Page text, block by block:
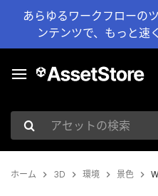
あらゆるワークフローの
ンテンツで、もっと速
アセットの検索
ホーム 3D 環境 景色